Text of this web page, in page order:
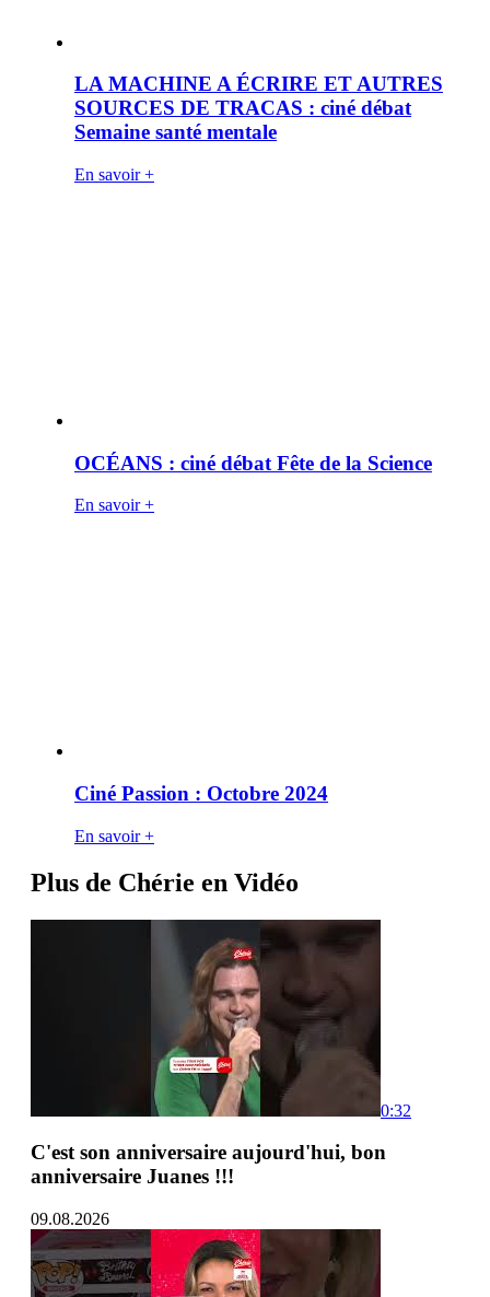
LA MACHINE A ÉCRIRE ET AUTRES
SOURCES DE TRACAS : ciné débat
Semaine santé mentale
En savoir +
OCÉANS : ciné débat Fête de la Science
En savoir +
Ciné Passion : Octobre 2024
En savoir +
Plus de Chérie en Vidéo
0:32
C'est son anniversaire aujourd'hui, bon
anniversaire Juanes !!!
09.08.2026